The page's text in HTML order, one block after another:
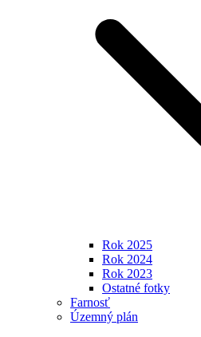
Rok 2025
Rok 2024
Rok 2023
Ostatné fotky
Farnosť
Územný plán